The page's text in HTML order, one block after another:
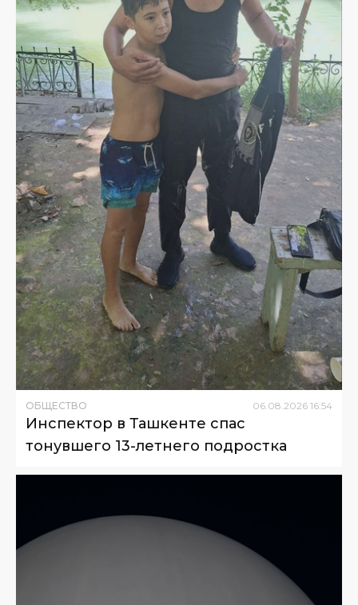
ОБЩЕСТВО 06.08.2026 16:54
Инспектор в Ташкенте спас
тонувшего 13-летнего подростка